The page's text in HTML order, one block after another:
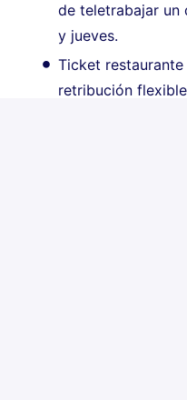
de teletrabajar un
y jueves.
Ticket
retribución